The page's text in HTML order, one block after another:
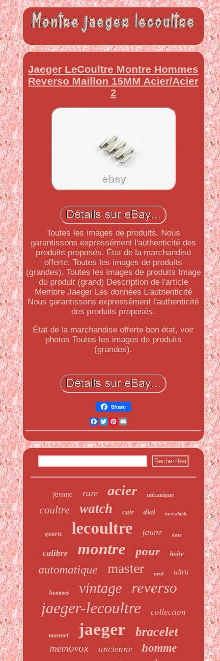
Jaeger LeCoultre Montre Hommes
Reverso Maillon 15MM Acier/Acier
2
Toutes les images de produits. Nous
garantissons expressément l'authenticité des
produits proposés. État de la marchandise
offerte. Toutes les images de produits
(grandes). Toutes les images de produits Image
du produit (grand) Description de l'article
Membre Jaeger Les données L'authenticité
Nous garantissons expressément l'authenticité
des produits proposés.
État de la marchandise offerte bon état, voir
photos Toutes les images de produits
(grandes).
Share
Facebook
Twitter
Pinterest
Email
femme rare acier mécanique
coultre watch cuir dial inoxydable
quartz lecoultre jaune date
calibre montre pour boîte
automatique master neuf ultra
hommes vintage reverso
jaeger-lecoultre collection
manuel jaeger bracelet
memovox ancienne homme